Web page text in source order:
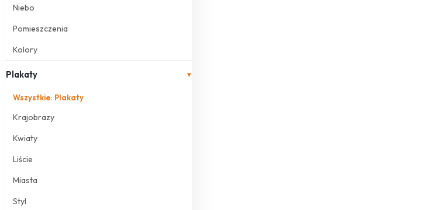
Niebo
Pomieszczenia
Kolory
Plakaty ▾
Wszystkie: Plakaty
Krajobrazy
Kwiaty
Liście
Miasta
Styl